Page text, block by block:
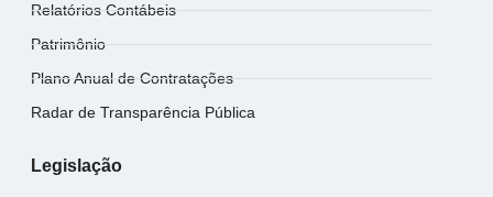
Relatórios Contábeis
Patrimônio
Plano Anual de Contratações
Radar de Transparência Pública
Legislação